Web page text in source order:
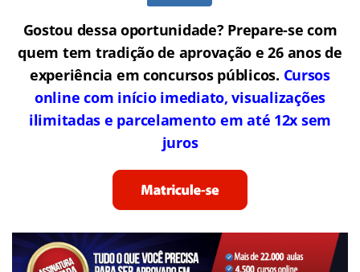
Gostou dessa oportunidade? Prepare-se com
quem tem tradição de aprovação e 26 anos de
experiência em concursos públicos. Cursos
online com início imediato, visualizações
ilimitadas e parcelamento em até 12x sem
juros